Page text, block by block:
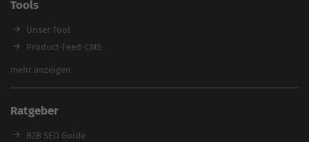
Enterprise SEO Agentur
Workshops
Tools
Unser Tool
Product-Feed-CMS
Website Analyse
Backlink-Check
Ladezeiten-Check
mehr anzeigen
Ratgeber
B2B SEO Guide